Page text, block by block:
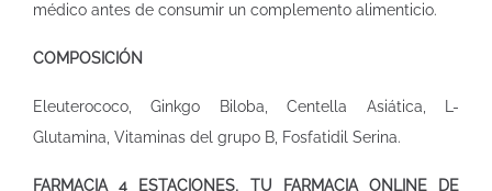
médico antes de consumir un complemento alimenticio.
COMPOSICIÓN
Eleuterococo, Ginkgo Biloba, Centella Asiática, L-
Glutamina, Vitaminas del grupo B, Fosfatidil Serina.
FARMACIA 4 ESTACIONES, TU FARMACIA ONLINE DE